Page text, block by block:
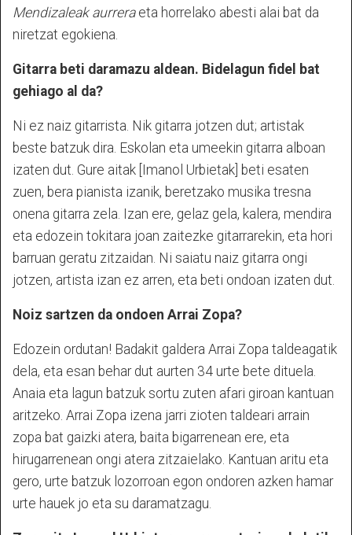
Mendizaleak aurreraeta horrelako abesti alai bat da
niretzat egokiena.
Gitarra beti daramazu aldean. Bidelagun fidel bat
gehiago al da?
Ni ez naiz gitarrista. Nik gitarra jotzen dut; artistak
beste batzuk dira. Eskolan eta umeekin gitarra alboan
izaten dut. Gure aitak [Imanol Urbietak] beti esaten
zuen, bera pianista izanik, beretzako musika tresna
onena gitarra zela. Izan ere, gelaz gela, kalera, mendira
eta edozein tokitara joan zaitezke gitarrarekin, eta hori
barruan geratu zitzaidan. Ni saiatu naiz gitarra ongi
jotzen, artista izan ez arren, eta beti ondoan izaten dut.
Noiz sartzen da ondoen Arrai Zopa?
Edozein ordutan! Badakit galdera Arrai Zopa taldeagatik
dela, eta esan behar dut aurten 34 urte bete dituela.
Anaia eta lagun batzuk sortu zuten afari giroan kantuan
aritzeko. Arrai Zopa izena jarri zioten taldeari arrain
zopa bat gaizki atera, baita bigarrenean ere, eta
hirugarrenean ongi atera zitzaielako. Kantuan aritu eta
gero, urte batzuk lozorroan egon ondoren azken hamar
urte hauek jo eta su daramatzagu.